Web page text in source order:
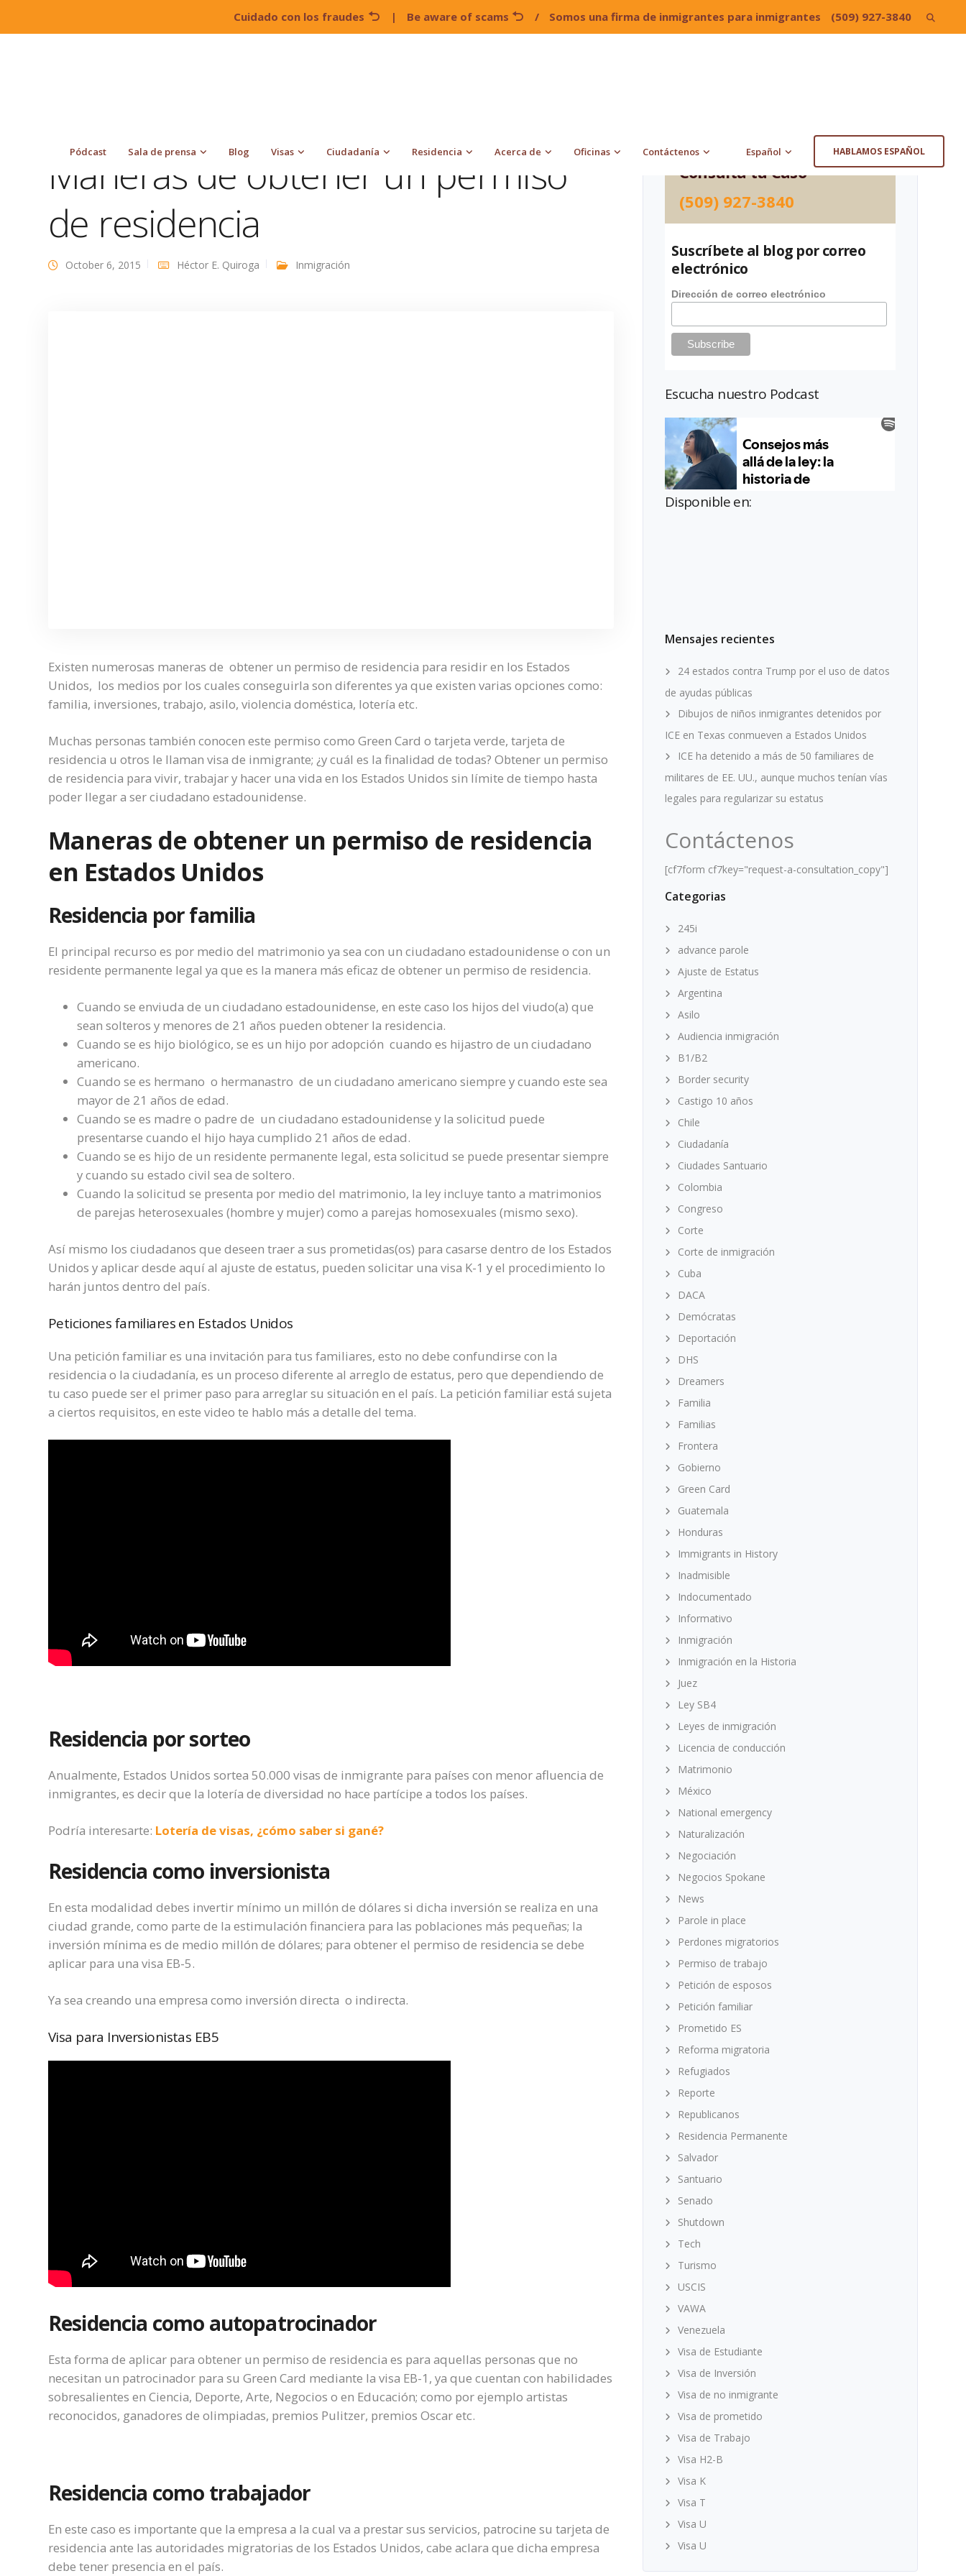
Cuidado con los fraudes | Be aware of scams / Somos una firma de inmigrantes para inmigrantes (509) 927-3840 Search
Pódcast Sala de prensa Blog Visas Ciudadanía Residencia Acerca de Oficinas Contáctenos Español HABLAMOS ESPAÑOL
Maneras de obtener un permiso
de residencia
October 6, 2015 Héctor E. Quiroga Inmigración
Existen numerosas maneras de obtener un permiso de residencia para residir en los Estados
Unidos, los medios por los cuales conseguirla son diferentes ya que existen varias opciones como:
familia, inversiones, trabajo, asilo, violencia doméstica, lotería etc.
Muchas personas también conocen este permiso como Green Card o tarjeta verde, tarjeta de
residencia u otros le llaman visa de inmigrante; ¿y cuál es la finalidad de todas? Obtener un permiso
de residencia para vivir, trabajar y hacer una vida en los Estados Unidos sin límite de tiempo hasta
poder llegar a ser ciudadano estadounidense.
Maneras de obtener un permiso de residencia
en Estados Unidos
Residencia por familia
El principal recurso es por medio del matrimonio ya sea con un ciudadano estadounidense o con un
residente permanente legal ya que es la manera más eficaz de obtener un permiso de residencia.
Cuando se enviuda de un ciudadano estadounidense, en este caso los hijos del viudo(a) que
sean solteros y menores de 21 años pueden obtener la residencia.
Cuando se es hijo biológico, se es un hijo por adopción cuando es hijastro de un ciudadano
americano.
Cuando se es hermano o hermanastro de un ciudadano americano siempre y cuando este sea
mayor de 21 años de edad.
Cuando se es madre o padre de un ciudadano estadounidense y la solicitud puede
presentarse cuando el hijo haya cumplido 21 años de edad.
Cuando se es hijo de un residente permanente legal, esta solicitud se puede presentar siempre
y cuando su estado civil sea de soltero.
Cuando la solicitud se presenta por medio del matrimonio, la ley incluye tanto a matrimonios
de parejas heterosexuales (hombre y mujer) como a parejas homosexuales (mismo sexo).
Así mismo los ciudadanos que deseen traer a sus prometidas(os) para casarse dentro de los Estados
Unidos y aplicar desde aquí al ajuste de estatus, pueden solicitar una visa K-1 y el procedimiento lo
harán juntos dentro del país.
Peticiones familiares en Estados Unidos
Una petición familiar es una invitación para tus familiares, esto no debe confundirse con la
residencia o la ciudadanía, es un proceso diferente al arreglo de estatus, pero que dependiendo de
tu caso puede ser el primer paso para arreglar su situación en el país. La petición familiar está sujeta
a ciertos requisitos, en este video te hablo más a detalle del tema.
Residencia por sorteo
Anualmente, Estados Unidos sortea 50.000 visas de inmigrante para países con menor afluencia de
inmigrantes, es decir que la lotería de diversidad no hace partícipe a todos los países.
Podría interesarte: Lotería de visas, ¿cómo saber si gané?
Residencia como inversionista
En esta modalidad debes invertir mínimo un millón de dólares si dicha inversión se realiza en una
ciudad grande, como parte de la estimulación financiera para las poblaciones más pequeñas; la
inversión mínima es de medio millón de dólares; para obtener el permiso de residencia se debe
aplicar para una visa EB-5.
Ya sea creando una empresa como inversión directa o indirecta.
Visa para Inversionistas EB5
Residencia como autopatrocinador
Esta forma de aplicar para obtener un permiso de residencia es para aquellas personas que no
necesitan un patrocinador para su Green Card mediante la visa EB-1, ya que cuentan con habilidades
sobresalientes en Ciencia, Deporte, Arte, Negocios o en Educación; como por ejemplo artistas
reconocidos, ganadores de olimpiadas, premios Pulitzer, premios Oscar etc.
Residencia como trabajador
En este caso es importante que la empresa a la cual va a prestar sus servicios, patrocine su tarjeta de
residencia ante las autoridades migratorias de los Estados Unidos, cabe aclara que dicha empresa
debe tener presencia en el país.
Consulta tu Caso
(509) 927-3840
Suscríbete al blog por correo
electrónico
Dirección de correo electrónico
Escucha nuestro Podcast
Disponible en:
Mensajes recientes
24 estados contra Trump por el uso de datos
de ayudas públicas
Dibujos de niños inmigrantes detenidos por
ICE en Texas conmueven a Estados Unidos
ICE ha detenido a más de 50 familiares de
militares de EE. UU., aunque muchos tenían vías
legales para regularizar su estatus
Contáctenos
[cf7form cf7key="request-a-consultation_copy"]
Categorias
245i
advance parole
Ajuste de Estatus
Argentina
Asilo
Audiencia inmigración
B1/B2
Border security
Castigo 10 años
Chile
Ciudadanía
Ciudades Santuario
Colombia
Congreso
Corte
Corte de inmigración
Cuba
DACA
Demócratas
Deportación
DHS
Dreamers
Familia
Familias
Frontera
Gobierno
Green Card
Guatemala
Honduras
Immigrants in History
Inadmisible
Indocumentado
Informativo
Inmigración
Inmigración en la Historia
Juez
Ley SB4
Leyes de inmigración
Licencia de conducción
Matrimonio
México
National emergency
Naturalización
Negociación
Negocios Spokane
News
Parole in place
Perdones migratorios
Permiso de trabajo
Petición de esposos
Petición familiar
Prometido ES
Reforma migratoria
Refugiados
Reporte
Republicanos
Residencia Permanente
Salvador
Santuario
Senado
Shutdown
Tech
Turismo
USCIS
VAWA
Venezuela
Visa de Estudiante
Visa de Inversión
Visa de no inmigrante
Visa de prometido
Visa de Trabajo
Visa H2-B
Visa K
Visa T
Visa U
Visa U